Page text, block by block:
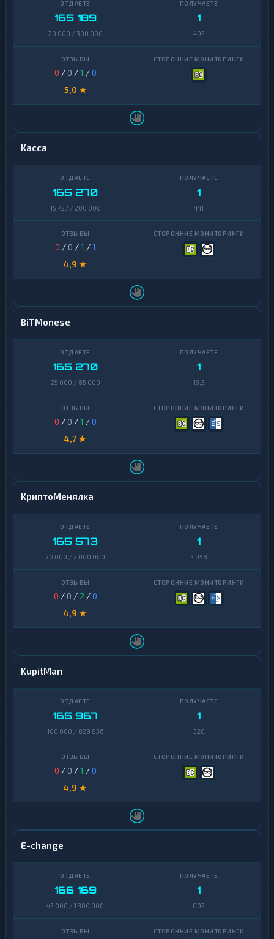
165 189
20 000 / 300 000
1
495
0 / 0 /1 /0
5,0 ★
Касса
165 270
15 727 / 200 000
1
441
0 / 0 /1 /1
4,9 ★
BiTMonese
165 270
25 000 / 85 000
1
13,3
0 / 0 /1 /0
4,7 ★
КриптоМенялка
165 573
70 000 / 2 000 000
1
3 058
0 / 0 / 2 /0
4,9 ★
KupitMan
165 967
100 000 / 829 836
1
320
0 / 0 /1 /0
4,9 ★
E-change
166 169
45 000 / 1 300 000
1
602